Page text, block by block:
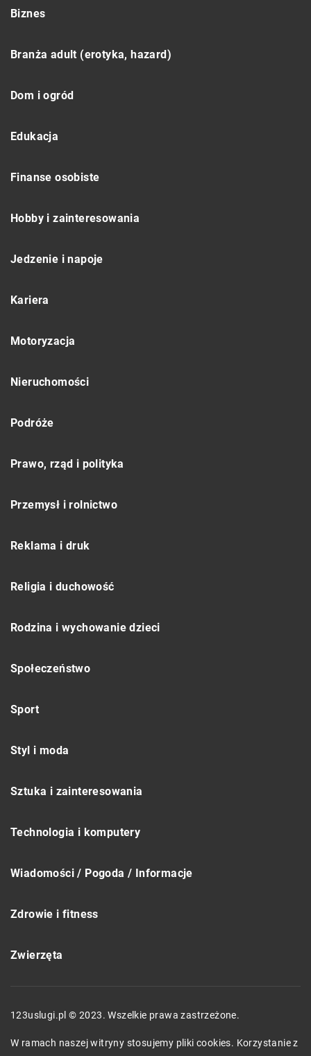
Biznes
Branża adult (erotyka, hazard)
Dom i ogród
Edukacja
Finanse osobiste
Hobby i zainteresowania
Jedzenie i napoje
Kariera
Motoryzacja
Nieruchomości
Podróże
Prawo, rząd i polityka
Przemysł i rolnictwo
Reklama i druk
Religia i duchowość
Rodzina i wychowanie dzieci
Społeczeństwo
Sport
Styl i moda
Sztuka i zainteresowania
Technologia i komputery
Wiadomości / Pogoda / Informacje
Zdrowie i fitness
Zwierzęta
123uslugi.pl © 2023. Wszelkie prawa zastrzeżone.
W ramach naszej witryny stosujemy pliki cookies. Korzystanie z